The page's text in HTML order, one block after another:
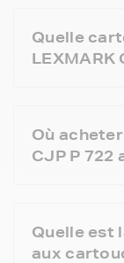
Quelle
LEXMARK
Où
CJP P 722
Quelle est
aux